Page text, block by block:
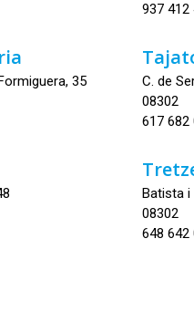
937 412
35
C. de
08302
617 682
Batista i
08302
648 642